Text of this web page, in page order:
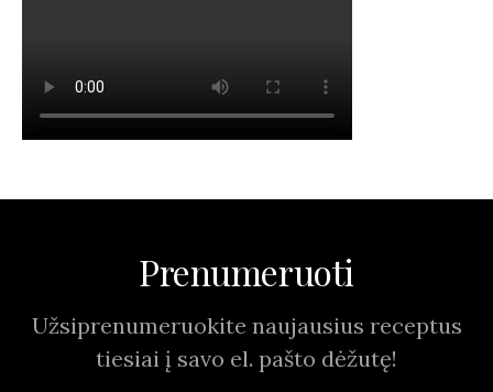
Prenumeruoti
Užsiprenumeruokite naujausius receptus
tiesiai į savo el. pašto dėžutę!